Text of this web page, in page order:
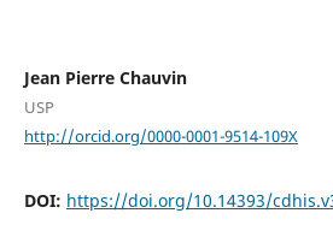
Jean Pierre Chauvin
USP
http://orcid.org/0000-0001-9514-109X
DOI: https://doi.org/10.14393/